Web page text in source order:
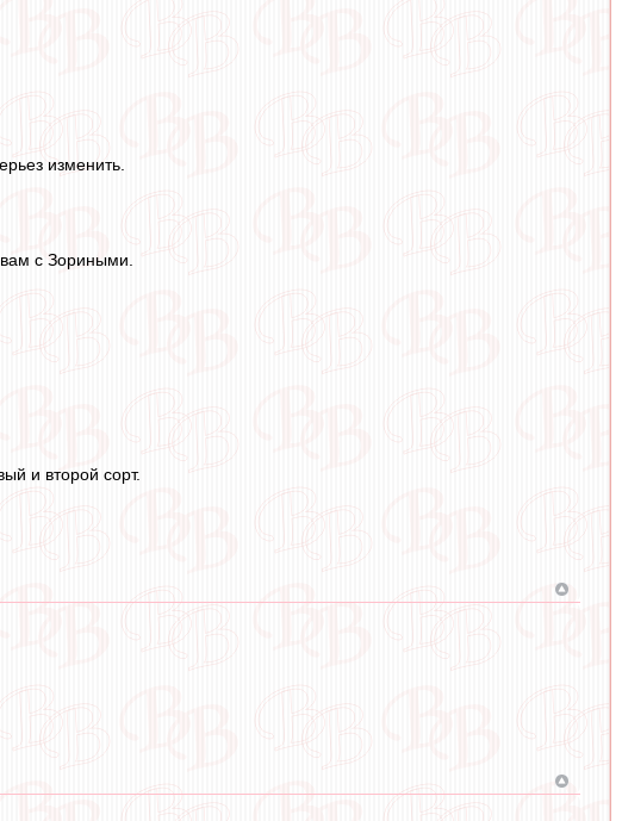
изменить.
с Зориными.
и второй сорт.